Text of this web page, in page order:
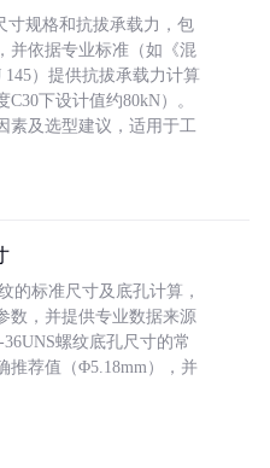
寸规格和抗拔承载力，包
并依据专业标准（如《混
）提供抗拔承载力计算
下设计值约80kN）。
素及选型建议，适用于工
的标准尺寸及底孔计算，
数，并提供专业数据来源
36UNS螺纹底孔尺寸的常
推荐值（Φ5.18mm），并